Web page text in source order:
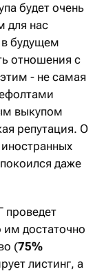
будет очень
для нас
будущем
отношения с
- не самая
выкупом
репутация. О
даже
проведет
достаточно
(75%
листинг, а